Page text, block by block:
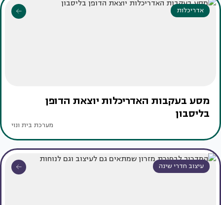
אדריכלות
מסע בעקבות האדריכלות יוצאת הדופן
בליסבון
מערכת בית ונוי
עיצוב חדרי שינה